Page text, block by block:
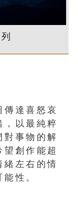
傳達喜怒哀
，以最純粹
對事物的解
創作能超
緒左右的情
性。